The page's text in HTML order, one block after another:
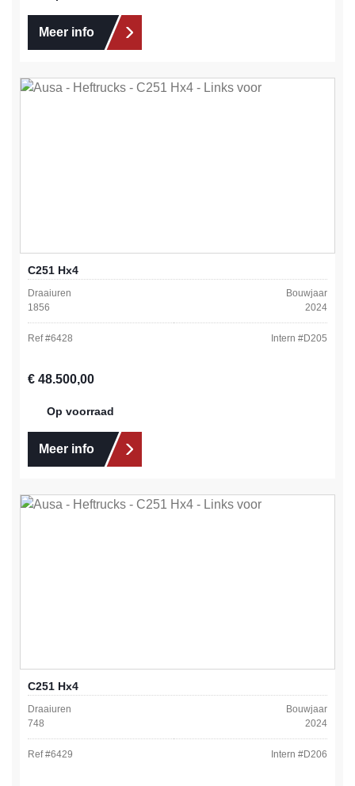
Meer info
C251 Hx4
Draaiuren
1856
Bouwjaar
2024
Ref #6428 Intern #D205
Normale prijs:
€ 48.500,00
Op voorraad
Meer info
C251 Hx4
Draaiuren
748
Bouwjaar
2024
Ref #6429 Intern #D206